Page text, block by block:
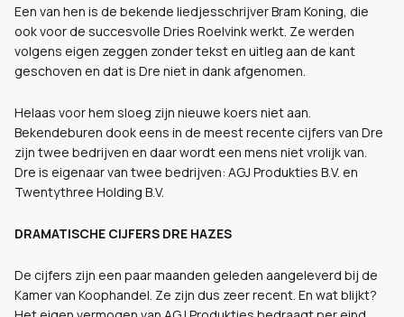
Een van hen is de bekende liedjesschrijver Bram Koning, die
ook voor de succesvolle Dries Roelvink werkt. Ze werden
volgens eigen zeggen zonder tekst en uitleg aan de kant
geschoven en dat is Dre niet in dank afgenomen.
Helaas voor hem sloeg zijn nieuwe koers niet aan.
Bekendeburen dook eens in de meest recente cijfers van Dre
zijn twee bedrijven en daar wordt een mens niet vrolijk van.
Dre is eigenaar van twee bedrijven: AGJ Produkties B.V. en
Twentythree Holding B.V.
DRAMATISCHE CIJFERS DRE HAZES
De cijfers zijn een paar maanden geleden aangeleverd bij de
Kamer van Koophandel. Ze zijn dus zeer recent. En wat blijkt?